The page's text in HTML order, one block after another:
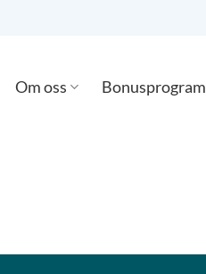
Om oss Bonusprogram